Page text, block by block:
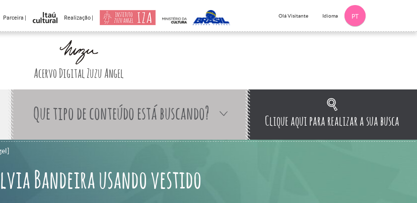
Parceira | Realização | Olá Visitante Idioma PT
Acervo Digital Zuzu Angel
Que tipo de conteúdo está buscando? Clique aqui para realizar a sua busca
Bandeira usando vestido